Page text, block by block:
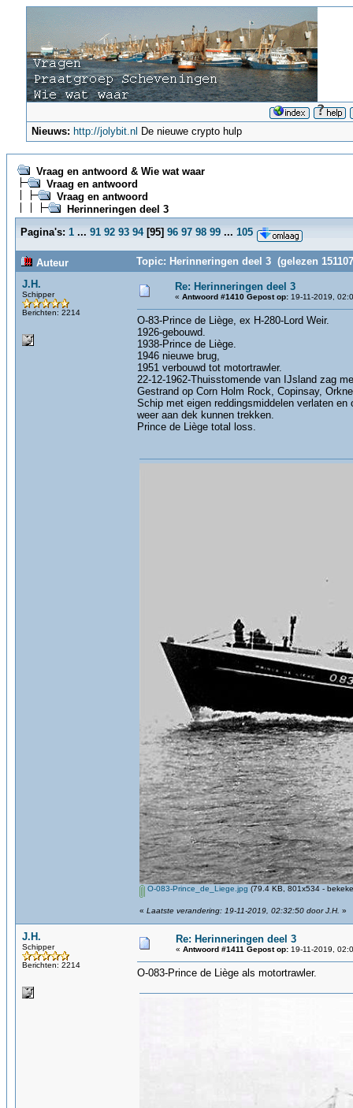
Nieuws: http://jolybit.nl De nieuwe crypto hulp
Vraag en antwoord & Wie wat waar
Vraag en antwoord
Vraag en antwoord
Herinneringen deel 3
Pagina's: 1 ... 91 92 93 94[95] 96 97 98 99 ... 105
Auteur
Topic: Herinneringen deel 3 (gelezen
J.H.
Schipper
Berichten: 2214
Re: Herinneringen deel 3
« Antwoord #1410 Gepost op: 19-11-2019,
O-83-Prince de Liège, ex H-280-Lord Weir.
1926-gebouwd.
1938-Prince de Liège.
1946 nieuwe brug,
1951 verbouwd tot motortrawler.
22-12-1962-Thuisstomende van IJsland zag
Gestrand op Corn Holm Rock, Copinsay,
Schip met eigen reddingsmiddelen verlaten
weer aan dek kunnen trekken.
Prince de Liège total loss.
O-083-Prince_de_Liege.jpg (79.4 KB, 801x534 -
« Laatste verandering: 19-11-2019, 02:32:50 door J.H. »
J.H.
Schipper
Berichten: 2214
Re: Herinneringen deel 3
« Antwoord #1411 Gepost op: 19-11-2019,
O-083-Prince de Liège als motortrawler.